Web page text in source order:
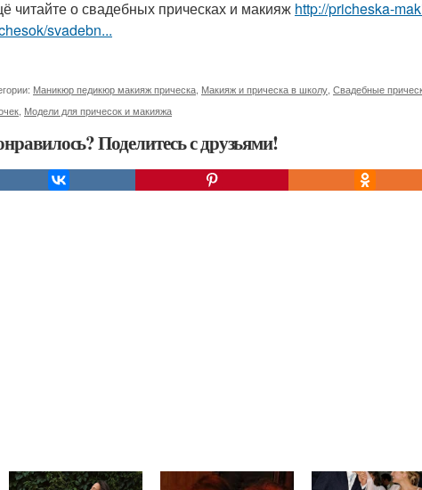
читайте о свадебных прическах и макияж http://pricheska-
svadebn...
Маникюр педикюр макияж прическа Макияж и прическа в школу Свадебные
Модели для причесок и макияжа
Поделитесь с друзьями!